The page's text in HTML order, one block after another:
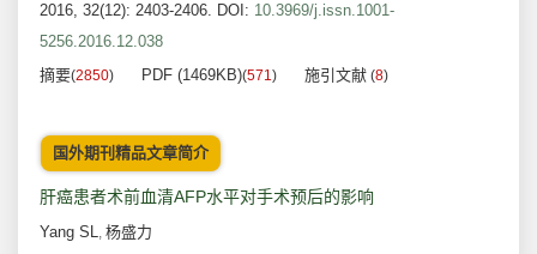
2016, 32(12): 2403-2406. DOI: 10.3969/j.issn.1001-
5256.2016.12.038
摘要(2850) PDF (1469KB)(571) 施引文献 (8)
国外期刊精品文章简介
肝癌患者术前血清AFP水平对手术预后的影响
Yang SL, 杨盛力